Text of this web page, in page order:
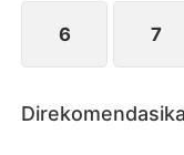
6 7